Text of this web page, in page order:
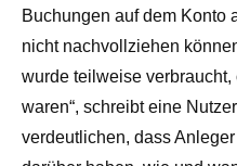
Buchungen auf dem Konto
nicht nachvollziehen
wurde teilweise
waren“, schreibt eine
verdeutlichen, dass